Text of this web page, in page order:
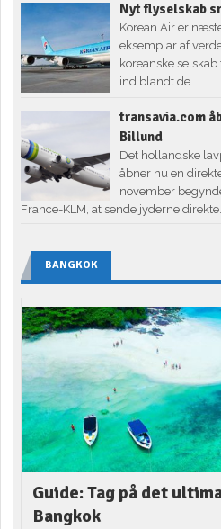
Nyt flyselskab
Korean Air er
eksemplar af
koreanske
ind blandt de...
transavia.com
Billund
Det hollandske
åbner nu en
november
France-KLM, at sende jyderne
BANGKOK
Guide: Tag på det
Bangkok